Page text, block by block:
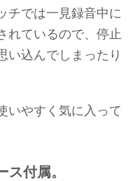
チでは一見録音中に
れているので、停止
い込んでしまったり
いやすく気に入って
付属。